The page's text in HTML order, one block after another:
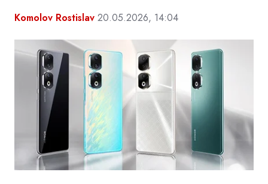
Komolov Rostislav 20.05.2026, 14:04